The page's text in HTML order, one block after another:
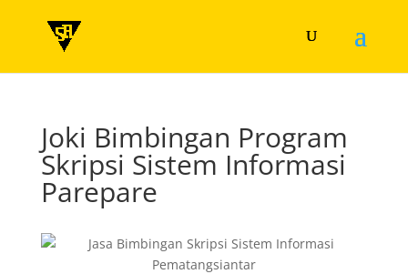
Joki Bimbingan Program
Skripsi Sistem Informasi
Parepare